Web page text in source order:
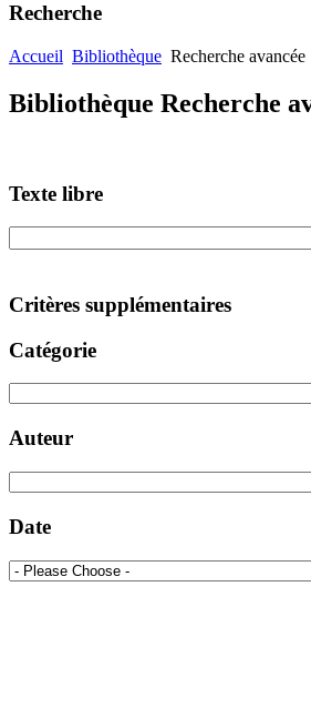
Recherche
Accueil Bibliothèque Recherche avancée
Bibliothèque Recherche
Texte libre
Critères supplémentaires
Catégorie
Auteur
Date